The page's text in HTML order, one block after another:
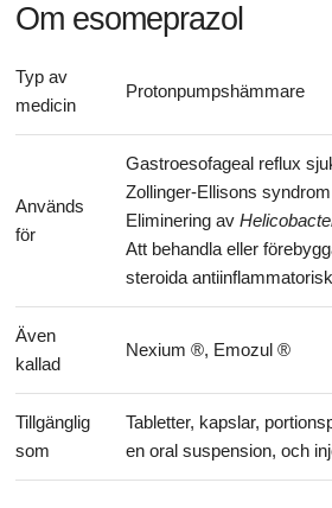
Om esomeprazol
Typ av
medicin
Protonpumpshämmare
Används
för
Gastroesofageal reflux
Zollinger-Ellisons syndrom
Eliminering av
Att behandla eller
steroida
Även
kallad
Nexium ®, Emozul ®
Tillgänglig
som
Tabletter, kapslar,
en oral suspension, och